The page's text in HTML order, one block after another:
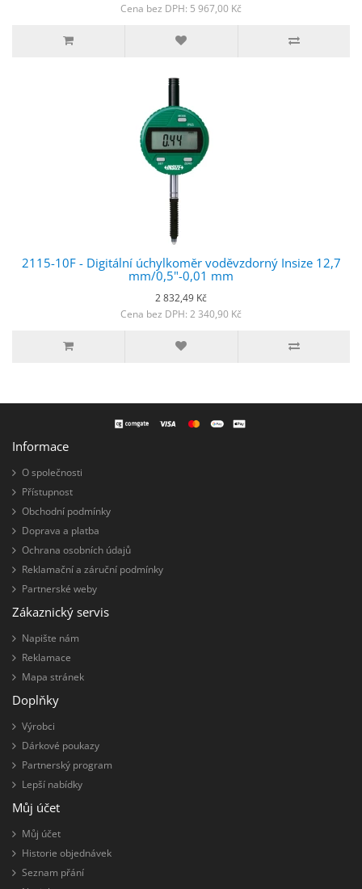
Cena bez DPH: 5 967,00 Kč
2115-10F - Digitální úchylkoměr voděvzdorný Insize 12,7
mm/0,5"-0,01 mm
2 832,49 Kč
Cena bez DPH: 2 340,90 Kč
Informace
O společnosti
Přístupnost
Obchodní podmínky
Doprava a platba
Ochrana osobních údajů
Reklamační a záruční podmínky
Partnerské weby
Zákaznický servis
Napište nám
Reklamace
Mapa stránek
Doplňky
Výrobci
Dárkové poukazy
Partnerský program
Lepší nabídky
Můj účet
Můj účet
Historie objednávek
Seznam přání